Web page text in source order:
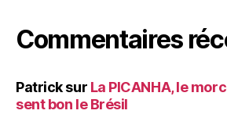
Commentaires
Patricksur La PICANHA, le
sent bon le Brésil